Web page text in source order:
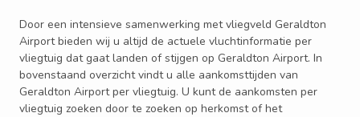
Door een intensieve samenwerking met vliegveld Geraldton
Airport bieden wij u altijd de actuele vluchtinformatie per
vliegtuig dat gaat landen of stijgen op Geraldton Airport. In
bovenstaand overzicht vindt u alle aankomsttijden van
Geraldton Airport per vliegtuig. U kunt de aankomsten per
vliegtuig zoeken door te zoeken op herkomst of het